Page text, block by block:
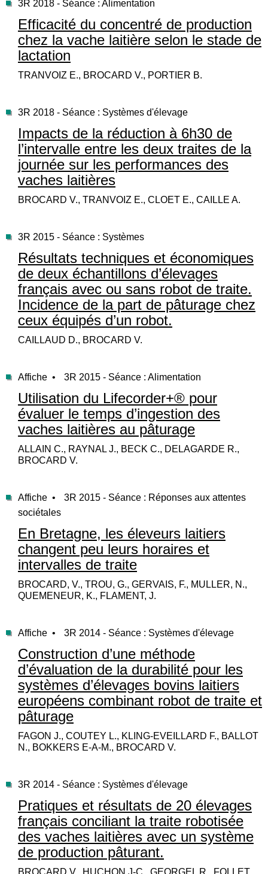
3R 2018 - Séance : Alimentation
Efficacité du concentré de production
chez la vache laitière selon le stade de
lactation
TRANVOIZ E., BROCARD V., PORTIER B.
3R 2018 - Séance : Systèmes d'élevage
Impacts de la réduction à 6h30 de
l’intervalle entre les deux traites de la
journée sur les performances des
vaches laitières
BROCARD V., TRANVOIZ E., CLOET E., CAILLE A.
3R 2015 - Séance : Systèmes
Résultats techniques et économiques
de deux échantillons d’élevages
français avec ou sans robot de traite.
Incidence de la part de pâturage chez
ceux équipés d’un robot.
CAILLAUD D., BROCARD V.
Affiche • 3R 2015 - Séance : Alimentation
Utilisation du Lifecorder+® pour
évaluer le temps d’ingestion des
vaches laitières au pâturage
ALLAIN C., RAYNAL J., BECK C., DELAGARDE R.,
BROCARD V.
Affiche •
3R 2015 - Séance : Réponses aux attentes
sociétales
En Bretagne, les éleveurs laitiers
changent peu leurs horaires et
intervalles de traite
BROCARD, V., TROU, G., GERVAIS, F., MULLER, N.,
QUEMENEUR, K., FLAMENT, J.
Affiche • 3R 2014 - Séance : Systèmes d'élevage
Construction d’une méthode
d’évaluation de la durabilité pour les
systèmes d’élevages bovins laitiers
européens combinant robot de traite et
pâturage
FAGON J., COUTEY L., KLING-EVEILLARD F., BALLOT
N., BOKKERS E-A-M., BROCARD V.
3R 2014 - Séance : Systèmes d'élevage
Pratiques et résultats de 20 élevages
français conciliant la traite robotisée
des vaches laitières avec un système
de production pâturant.
BROCARD V., HUCHON J-C., GEORGEL R., FOLLET